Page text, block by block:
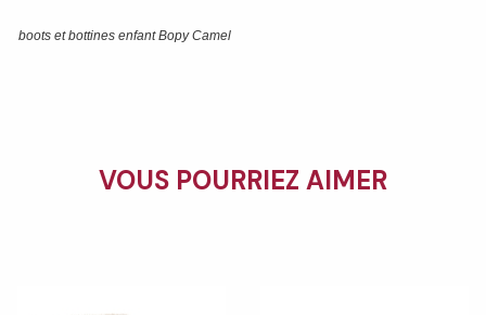
boots et bottines enfant Bopy Camel
VOUS POURRIEZ AIMER